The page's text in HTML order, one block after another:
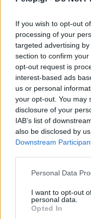
If you wish to opt-out
processing of your
targeted advertising
section to confirm
opt-out request is
interest-based ads
us or personal
your opt-out. You may
disclosure of your
IAB’s list of
also be disclosed by
Downstream
Please note that this
not limited to your visit
grant or deny consent
use your data for
Personal Data
I want to opt-out
personal data.
Opted In
Δεν ανοίγει η μπάρα
χρήματα «μέσα»;